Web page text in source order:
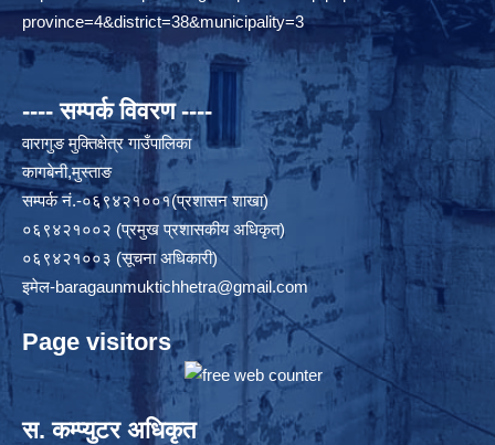
province=4&district=38&municipality=3
---- सम्पर्क विवरण ----
वारागुङ मुक्तिक्षेत्र गाउँपालिका
कागबेनी,मुस्ताङ
सम्पर्क नं.-०६९४२१००१(प्रशासन शाखा)
०६९४२१००२ (प्रमुख प्रशासकीय अधिकृत)
०६९४२१००३ (सूचना अधिकारी)
इमेल-baragaunmuktichhetra@gmail.com
Page visitors
स. कम्प्युटर अधिकृत